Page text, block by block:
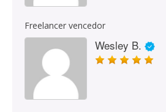
Freelancer vencedor
Wesley B.